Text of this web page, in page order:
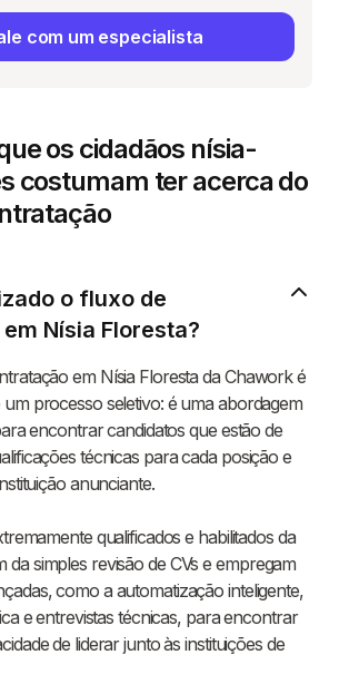
os cidadãos nísia-
costumam ter acerca do
o fluxo de
Nísia Floresta?
em Nísia Floresta da Chawork é
um processo seletivo: é uma abordagem
encontrar candidatos que estão de
técnicas para cada posição e
anunciante.
qualificados e habilitados da
da simples revisão de CVs e empregam
como a automatização inteligente,
e entrevistas técnicas, para encontrar
de liderar junto às instituições de
com um especialista